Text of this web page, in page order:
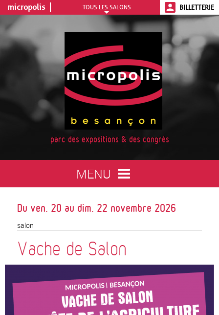
au
contenu
principal
parc des expositions & des congrès
MENU
Toggle
Du ven. 20 au dim. 22 novembre 2026
salon
Vache de Salon
BILLETTERIE
micropolis TOUS LES SALONS